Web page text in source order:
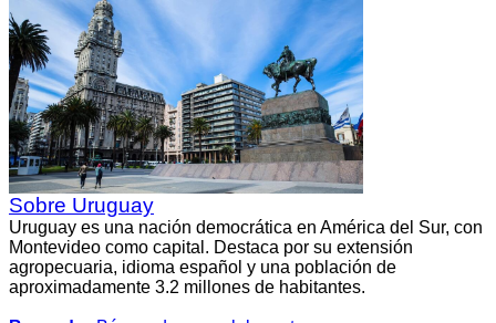
Sobre Uruguay
Uruguay es una nación democrática en América del Sur, con
Montevideo como capital. Destaca por su extensión
agropecuaria, idioma español y una población de
aproximadamente 3.2 millones de habitantes.